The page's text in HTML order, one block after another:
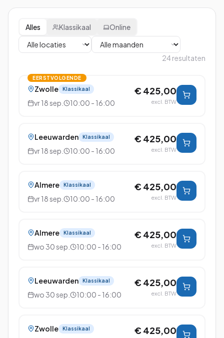
Alles Klassikaal Online
24 resultaten
EERSTVOLGENDE
Zwolle Klassikaal
vr 18 sep. 10:00 - 16:00
€ 425,00
excl. BTW
Leeuwarden Klassikaal
vr 18 sep. 10:00 - 16:00
€ 425,00
excl. BTW
Almere Klassikaal
vr 18 sep. 10:00 - 16:00
€ 425,00
excl. BTW
Almere Klassikaal
wo 30 sep. 10:00 - 16:00
€ 425,00
excl. BTW
Leeuwarden Klassikaal
wo 30 sep. 10:00 - 16:00
€ 425,00
excl. BTW
Zwolle Klassikaal € 425,00